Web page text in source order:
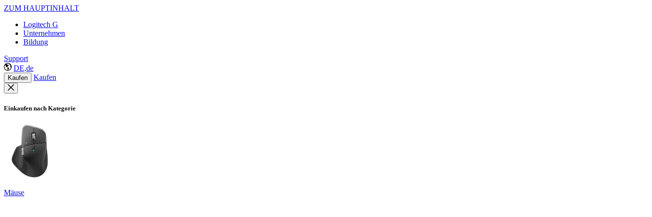
ZUM HAUPTINHALT
Logitech G
Unternehmen
Bildung
Support
DE,de
Kaufen Kaufen
Einkaufen nach Kategorie
Mäuse